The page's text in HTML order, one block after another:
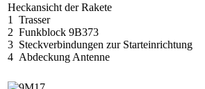
Heckansicht der Rakete
1 Trasser
2 Funkblock 9B373
3 Steckverbindungen zur Starteinrichtung
4 Abdeckung Antenne